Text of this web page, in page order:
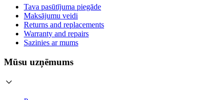
Tava pasūtījuma piegāde
Maksājumu veidi
Returns and replacements
Warranty and repairs
Sazinies ar mums
Mūsu uzņēmums